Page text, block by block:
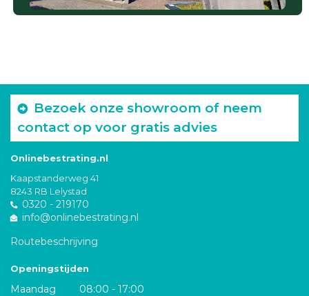
Bezoek onze showroom of neem
contact op voor gratis advies
Onlinebestrating.nl
Kaapstanderweg 41
8243 RB Lelystad
0320 - 219170
info@onlinebestrating.nl
Routebeschrijving
Openingstijden
Maandag
08:00 - 17:00